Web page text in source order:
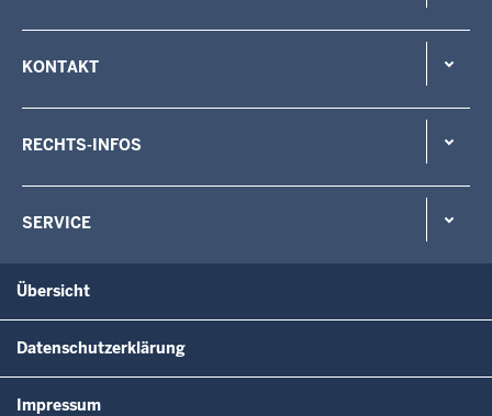
KONTAKT
RECHTS-INFOS
SERVICE
Übersicht
Datenschutzerklärung
Impressum